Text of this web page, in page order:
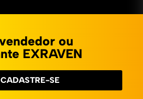
ou
EXRAVEN
CADASTRE-SE